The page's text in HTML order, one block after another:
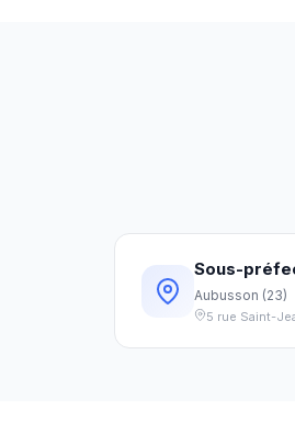
Sous-
Aubusson (23)
5 rue Saint-